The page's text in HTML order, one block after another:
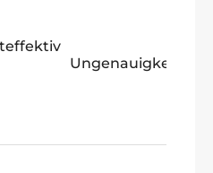
Ungenauigkeit: